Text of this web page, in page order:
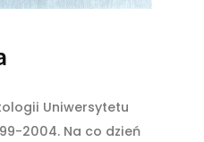
Uniwersytetu
2004. Na co dzień